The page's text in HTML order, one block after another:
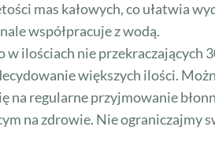
mas kałowych, co ułatwia
współpracuje z wodą.
ilościach nie przekraczających
większych ilości.
regularne przyjmowanie
na zdrowie. Nie ograniczajmy